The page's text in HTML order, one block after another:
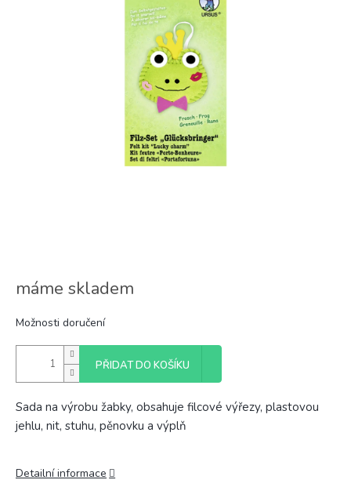
máme skladem
Možnosti doručení
PŘIDAT DO KOŠÍKU
Sada na výrobu žabky, obsahuje filcové výřezy, plastovou
jehlu, nit, stuhu, pěnovku a výplň
Detailní informace